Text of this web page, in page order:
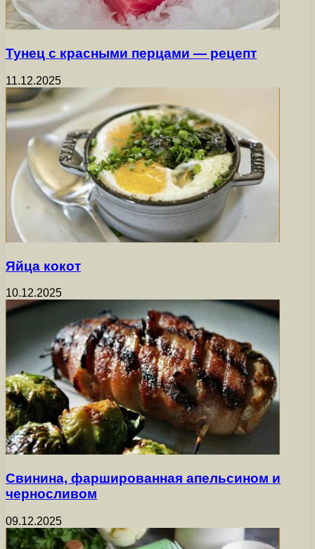
Тунец с красными перцами — рецепт
11.12.2025
Яйца кокот
10.12.2025
Свинина, фаршированная апельсином и
черносливом
09.12.2025